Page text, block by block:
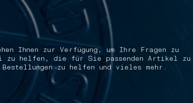
Ihnen zur Verfügung, um Ihre Fragen zu
zu helfen, die für Sie passenden Artikel zu
zu helfen und vieles mehr.